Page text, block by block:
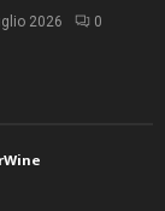
2026 0